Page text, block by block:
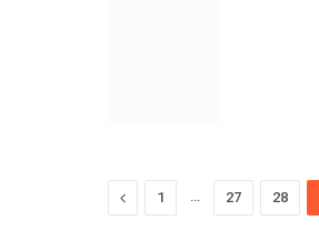
Previous
1 27 28